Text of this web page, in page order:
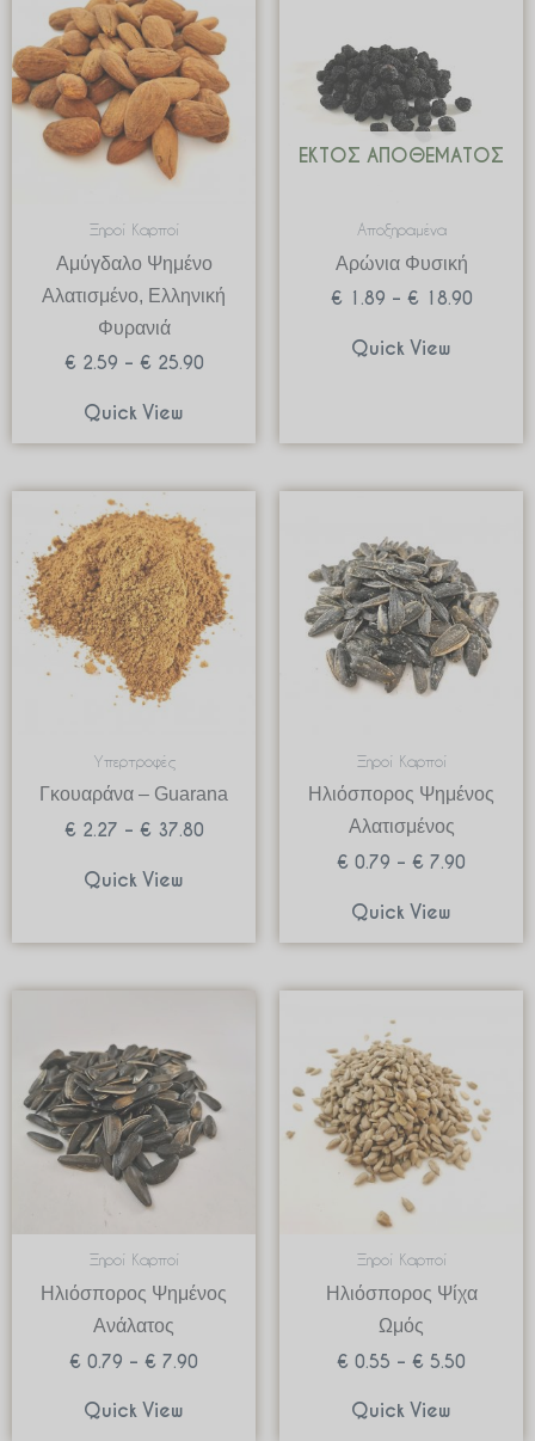
Ξηροί Καρποί
Αμύγδαλο Ψημένο
Αλατισμένο, Ελληνική
Φυρανιά
€ 2.59 – € 25.90
€ 2.59
through
€ 25.90
Quick View
ΕΚΤΌΣ ΑΠΟΘΈΜΑΤΟΣ
Αποξηραμένα
Αρώνια Φυσική
€ 1.89 – € 18.90
Quick View
Υπερτροφές
Γκουαράνα – Guarana
€ 2.27 – € 37.80
€ 2.27
through
€ 37.80
Quick View
Ξηροί Καρποί
Ηλιόσπορος Ψημένος
Αλατισμένος
€ 0.79 – € 7.90
€ 7.90
Quick View
Ξηροί Καρποί
Ηλιόσπορος Ψημένος
Ανάλατος
€ 0.79 – € 7.90
€ 7.90
Quick View
Ξηροί Καρποί
Ηλιόσπορος Ψίχα
Ωμός
€ 0.55 – € 5.50
€ 5.50
Quick View